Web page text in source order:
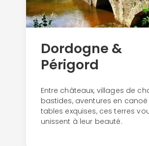
Dordogne &
Périgord
Entre châteaux, villages de
bastides, aventures en
tables exquises, ces terres
unissent à leur beauté.